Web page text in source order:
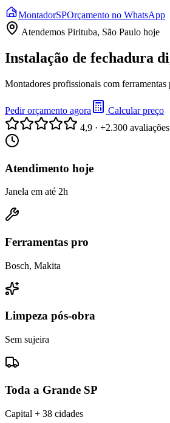
MontadorSPOrçamento no WhatsApp
Atendemos Pirituba, São Paulo hoje
Instalação de fechadura
Montadores profissionais com
Pedir orçamento agora
Calcular preço
4,9 · +2.300 avaliações
Atendimento hoje
Janela em até 2h
Ferramentas pro
Bosch, Makita
Limpeza pós-obra
Sem sujeira
Toda a Grande SP
Capital + 38 cidades